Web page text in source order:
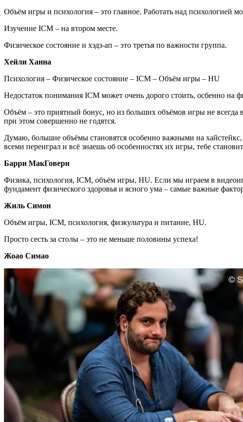
Объём игры и психология – это главное. Работать над психологией
Изучение ICM – на втором месте.
Физическое состояние и хэдз-ап – это третья по важности группа.
Хейли Ханна
Психология – Физическое состояние – ICM – Объём игры – HU
Недостаток понимания ICM может очень дорого стоить, осбенно
Объём – это приятный бонус, но из больших объёмов игры не
при этом совершенно не годятся.
Думаю, большие объёмы становятся особенно важными на
всеми переиграл и всё знаешь об особенностях их игры, тебе
Барри МакГоверн
Физика, психология, ICM, объём игры, HU. Если мы играем в
фундамент физического здоровья и ясного ума – самые важные
Жиль Симон
Объём игры, ICM, психология, физкультура и питание, HU.
Просто сесть за столы – это не меньше половины успеха!
Жоао Симао